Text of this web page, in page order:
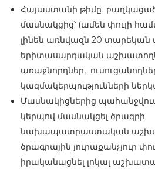
Հայաստանի թիմը բաղկացած
մասնակցից՝ (ամեն փուլի
լինեն առնվազն 20 տարեկան
երիտասարդական
առաջնորդներ,
կազմակերպությունների
Մասնակիցներից
կերպով մասնակցել ծրագրի
նախապատրաստական
ծրագրային յուրաքանչյուր
իրականացնել լոկալ